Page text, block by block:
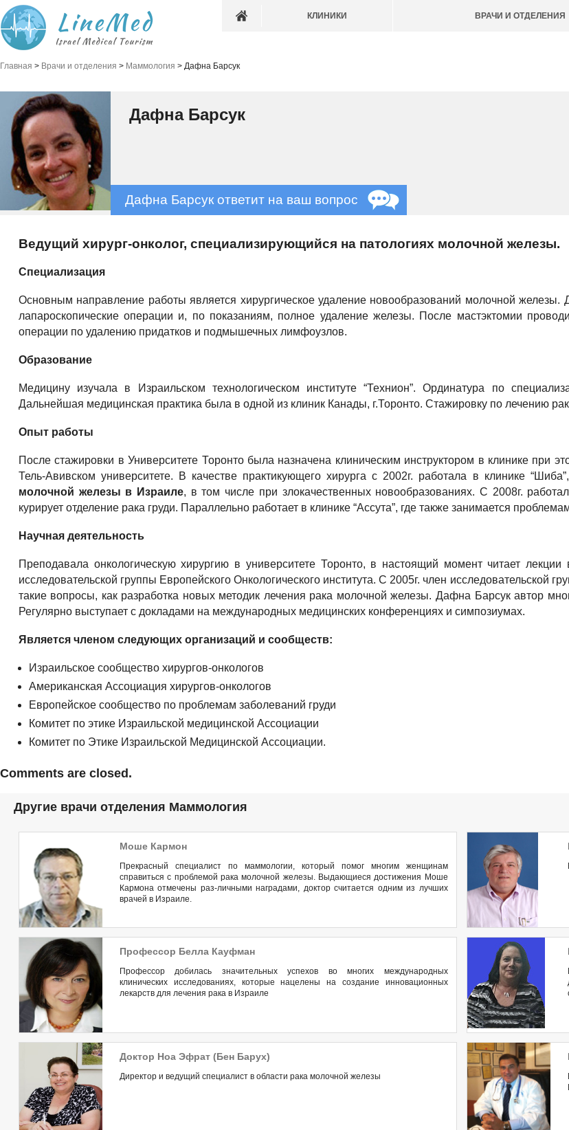
КЛИНИКИ ВРАЧИ И ОТДЕЛЕНИЯ
Главная > Врачи и отделения > Маммология > Дафна Барсук
Дафна Барсук
Дафна Барсук ответит на ваш вопрос
Ведущий хирург-онколог, специализирующийся на патологиях молочной железы.
Специализация
Основным направление работы является хирургическое удаление новообразований молочной железы.
лапароскопические операции и, по показаниям, полное удаление железы. После мастэктомии
операции по удалению придатков и подмышечных лимфоузлов.
Образование
Медицину изучала в Израильском технологическом институте “Технион”. Ординатура по
Дальнейшая медицинская практика была в одной из клиник Канады, г.Торонто. Стажировку по лечению
Опыт работы
После стажировки в Университете Торонто была назначена клиническим инструктором в клинике при
Тель-Авивском университете. В качестве практикующего хирурга с 2002г. работала в клинике
молочной железы в Израиле, в том числе при злокачественных новообразованиях. С 2008г.
курирует отделение рака груди. Параллельно работает в клинике “Ассута”, где также занимается
Научная деятельность
Преподавала онкологическую хирургию в университете Торонто, в настоящий момент читает
исследовательской группы Европейского Онкологического института. С 2005г. член исследовательской
такие вопросы, как разработка новых методик лечения рака молочной железы. Дафна Барсук автор
Регулярно выступает с докладами на международных медицинских конференциях и симпозиумах.
Является членом следующих организаций и сообществ:
Израильское сообщество хирургов-онкологов
Американская Ассоциация хирургов-онкологов
Европейское сообщество по проблемам заболеваний груди
Комитет по этике Израильской медицинской Ассоциации
Комитет по Этике Израильской Медицинской Ассоциации.
Comments are closed.
Другие врачи отделения Маммология
Моше Кармон
Прекрасный специалист по маммологии, который помог многим женщинам
справиться с проблемой рака молочной железы. Выдающиеся достижения Моше
Кармона отмечены раз-личными наградами, доктор считается одним из лучших
врачей в Израиле.
Профессор Белла Кауфман
Профессор добилась значительных успехов во многих международных
клинических исследованиях, которые нацелены на создание инновационных
лекарств для лечения рака в Израиле
Доктор Ноа Эфрат (Бен Барух)
Директор и ведущий специалист в области рака молочной железы